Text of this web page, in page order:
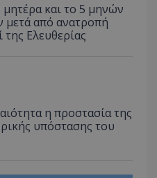
και το 5 μηνών
από ανατροπή
Ελευθερίας
η προστασία της
υπόστασης του